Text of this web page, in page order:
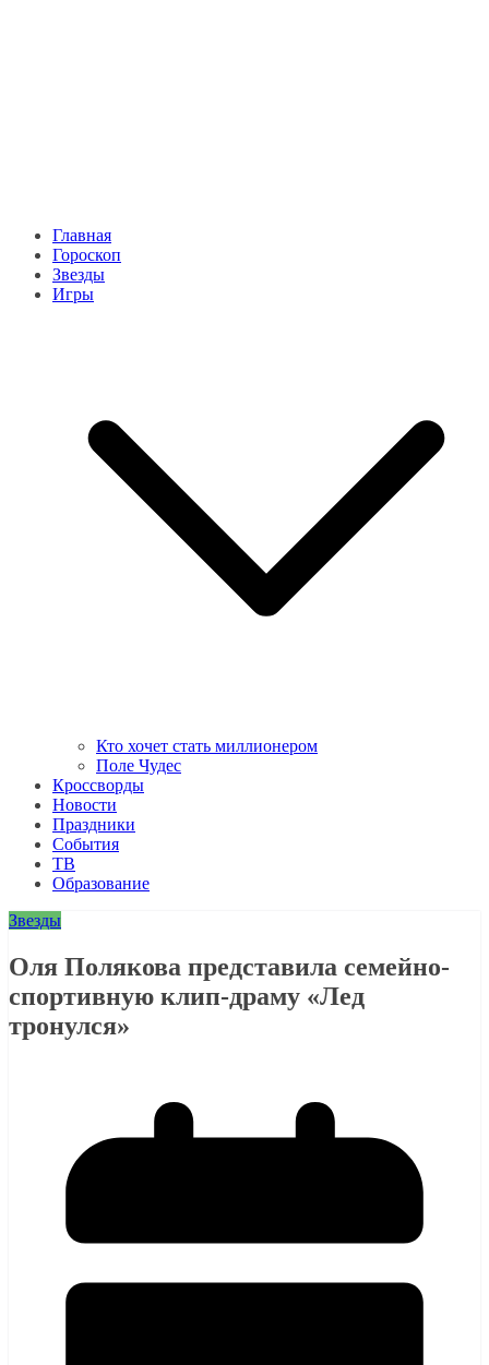
Главная
Гороскоп
Звезды
Игры
Кто хочет стать миллионером
Поле Чудес
Кроссворды
Новости
Праздники
События
ТВ
Образование
Звезды
Оля Полякова представила семейно-
спортивную клип-драму «Лед
тронулся»